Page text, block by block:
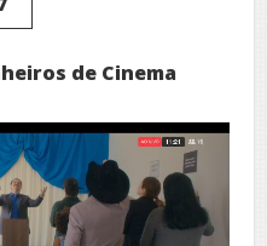
de Cinema